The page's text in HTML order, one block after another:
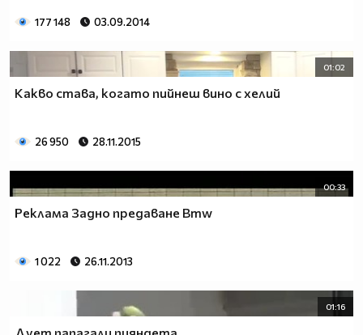
177 148 03.09.2014
01:02
Какво става, когато пийнеш вино с хелий
26 950 28.11.2015
00:33
Реклама Задно предаване Bmw
1 022 26.11.2013
01:16